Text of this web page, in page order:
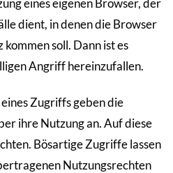
dient, in denen die Browser
soll. Dann ist es
Angriff hereinzufallen.
Zugriffs geben die
ihre Nutzung an. Auf diese
Bösartige Zugriffe lassen
Nutzungsrechten